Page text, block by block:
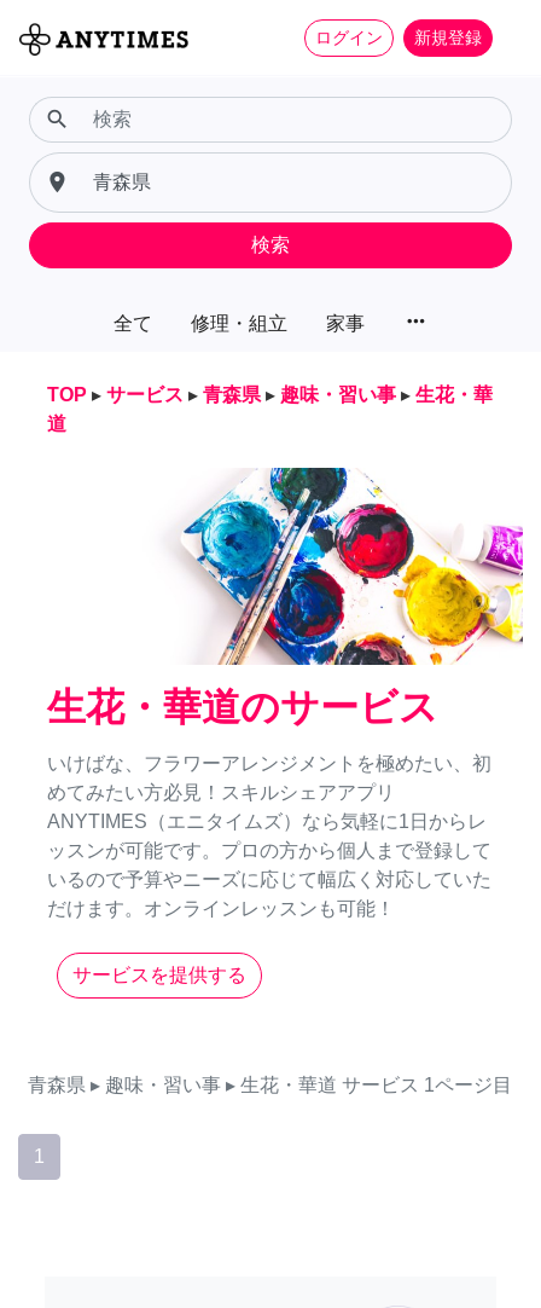
ログイン 新規登録
全て 修理・組立 家事 more_horiz
search
place
検索
TOP ▸ サービス ▸ 青森県 ▸ 趣味・習い事 ▸ 生花・華
道
生花・華道のサービス
いけばな、フラワーアレンジメントを極めたい、初
めてみたい方必見！スキルシェアアプリ
ANYTIMES（エニタイムズ）なら気軽に1日からレ
ッスンが可能です。プロの方から個人まで登録して
いるので予算やニーズに応じて幅広く対応していた
だけます。オンラインレッスンも可能！
サービスを提供する
青森県 ▸ 趣味・習い事 ▸ 生花・華道 サービス 1ページ目
1